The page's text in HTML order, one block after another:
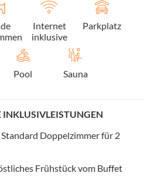
Internet
inklusive
Parkplatz
Pool Sauna
INKLUSIVLEISTUNGEN
Doppelzimmer für 2
Frühstück vom Buffet